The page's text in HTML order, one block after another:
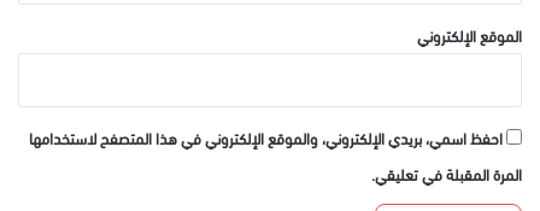
الموقع الإلكتروني
احفظ اسمي، بريدي الإلكتروني، والموقع الإلكتروني في هذا المتصفح لاستخدامها
المرة المقبلة في تعليقي.